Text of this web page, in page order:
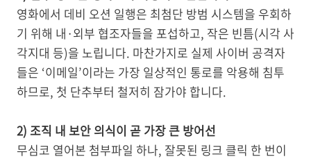
영화에서 데비 오션 일행은 최첨단 방범 시스템을 우회하
기 위해 내·외부 협조자들을 포섭하고, 작은 빈틈(시각 사
각지대 등)을 노립니다. 마찬가지로 실제 사이버 공격자
들은 ‘이메일’이라는 가장 일상적인 통로를 악용해 침투
하므로, 첫 단추부터 철저히 잠가야 합니다.
2) 조직 내 보안 의식이 곧 가장 큰 방어선
무심코 열어본 첨부파일 하나, 잘못된 링크 클릭 한 번이